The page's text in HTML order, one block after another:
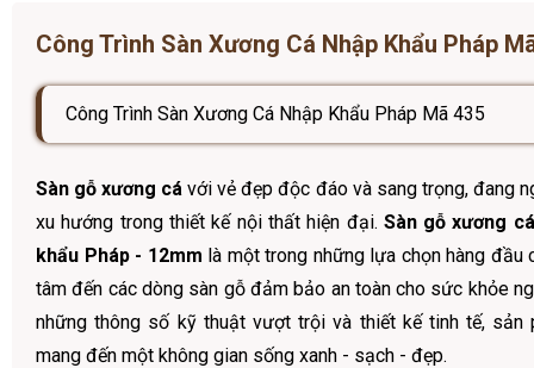
Công Trình Sàn Xương Cá Nhập Khẩu Pháp
Công Trình Sàn Xương Cá Nhập Khẩu Pháp Mã 435
Sàn gỗ xương cá với vẻ đẹp độc đáo và sang trọng, đang
xu hướng trong thiết kế nội thất hiện đại. Sàn gỗ xương
khẩu Pháp - 12mm là một trong những lựa chọn hàng đầu
tâm đến các dòng sàn gỗ đảm bảo an toàn cho sức khỏe
những thông số kỹ thuật vượt trội và thiết kế tinh tế, sản
mang đến một không gian sống xanh - sạch - đẹp.